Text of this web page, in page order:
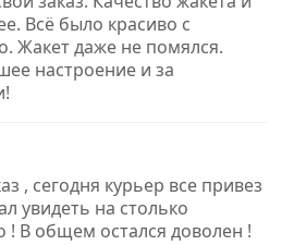
Всё было красиво с
Жакет даже не помялся.
настроение и за
, сегодня курьер все привез
увидеть на столько
! В общем остался доволен !